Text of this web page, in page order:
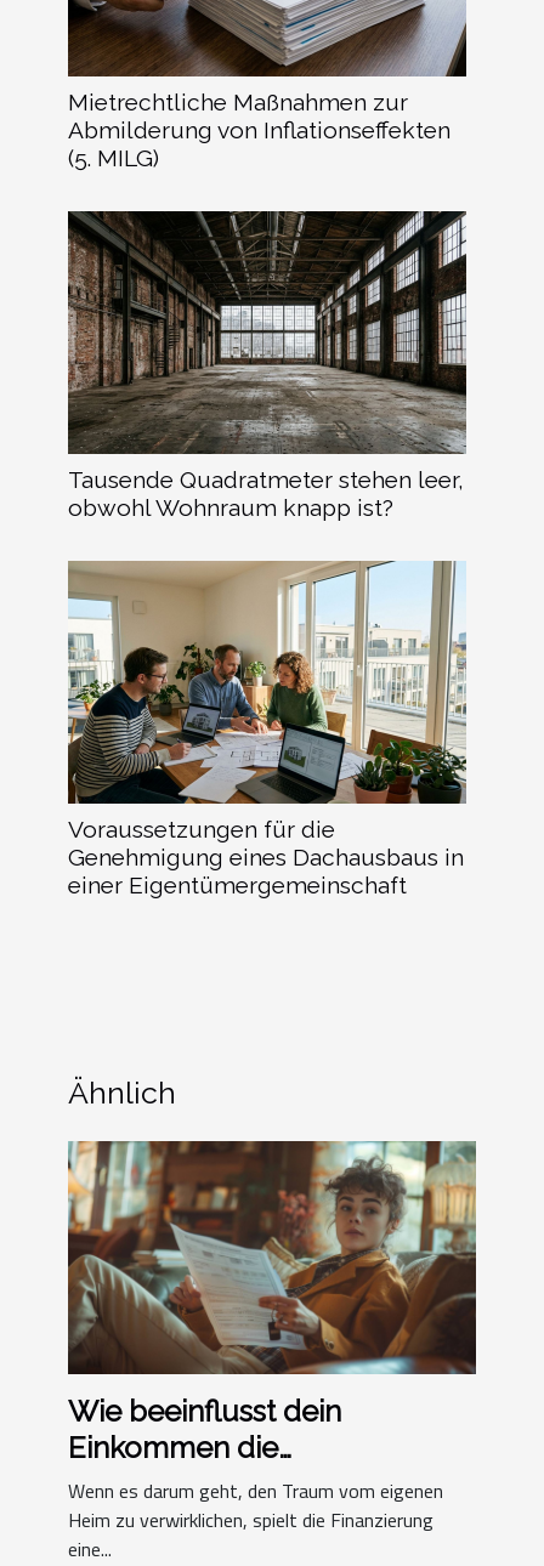
Mietrechtliche Maßnahmen zur
Abmilderung von Inflationseffekten
(5. MILG)
Tausende Quadratmeter stehen leer,
obwohl Wohnraum knapp ist?
Voraussetzungen für die
Genehmigung eines Dachausbaus in
einer Eigentümergemeinschaft
Ähnlich
Wie beeinflusst dein
Einkommen die
Kreditvergabe für
Immobilien?
Wenn es darum geht, den Traum vom eigenen
Heim zu verwirklichen, spielt die Finanzierung
eine...